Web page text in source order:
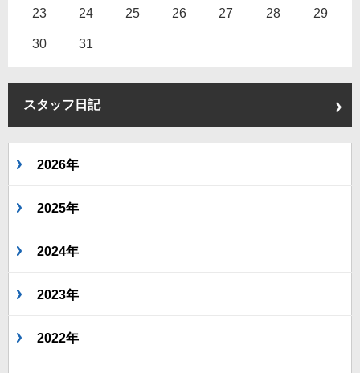
23 24 25 26 27 28 29
30 31
スタッフ日記
2026年
2025年
2024年
2023年
2022年